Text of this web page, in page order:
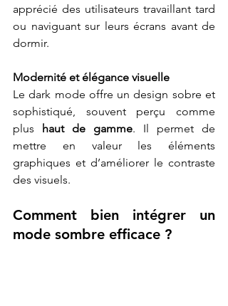
apprécié des utilisateurs travaillant tard
ou naviguant sur leurs écrans avant de
dormir.
Modernité et élégance visuelle
Le dark mode offre un design sobre et
sophistiqué, souvent perçu comme
plus
haut de gamme. Il permet de
mettre en valeur les éléments
graphiques et d’améliorer le contraste
des visuels.
Comment bien intégrer un
mode sombre efficace ?